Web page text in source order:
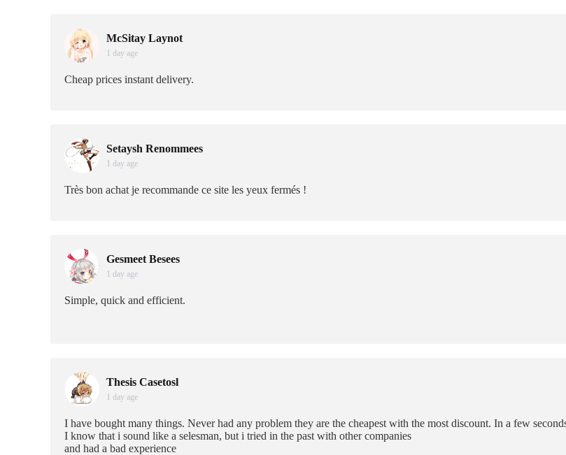
McSitay Laynot
1 day age
Cheap prices instant delivery.
Setaysh Renommees
1 day age
Très bon achat je recommande ce site les yeux fermés !
Gesmeet Besees
1 day age
Simple, quick and efficient.
Thesis Casetosl
1 day age
I have bought many things. Never had any problem they are the cheapest with the most discount. In a few
I know that i sound like a selesman, but i tried in the past with other companies
and had a bad experience